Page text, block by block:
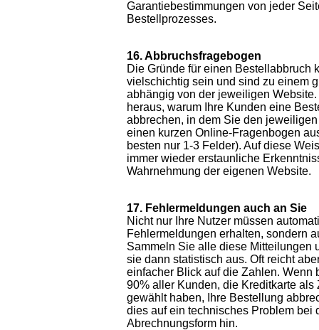
Garantiebestimmungen von jeder
Bestellprozesses.
16. Abbruchsfragebogen
Die Gründe für einen Bestellabbruch
vielschichtig sein und sind zu einem
abhängig von der jeweiligen
heraus, warum Ihre Kunden eine
abbrechen, in dem Sie den
einen kurzen Online-Fragenbogen
besten nur 1-3 Felder). Auf diese
immer wieder erstaunliche
Wahrnehmung der eigenen Website.
17. Fehlermeldungen auch an Sie
Nicht nur Ihre Nutzer müssen
Fehlermeldungen erhalten, sondern
Sammeln Sie alle diese Mitteilungen
sie dann statistisch aus. Oft reicht
einfacher Blick auf die Zahlen. Wenn
90% aller Kunden, die Kreditkarte als
gewählt haben, Ihre Bestellung
dies auf ein technisches Problem bei
Abrechnungsform hin.